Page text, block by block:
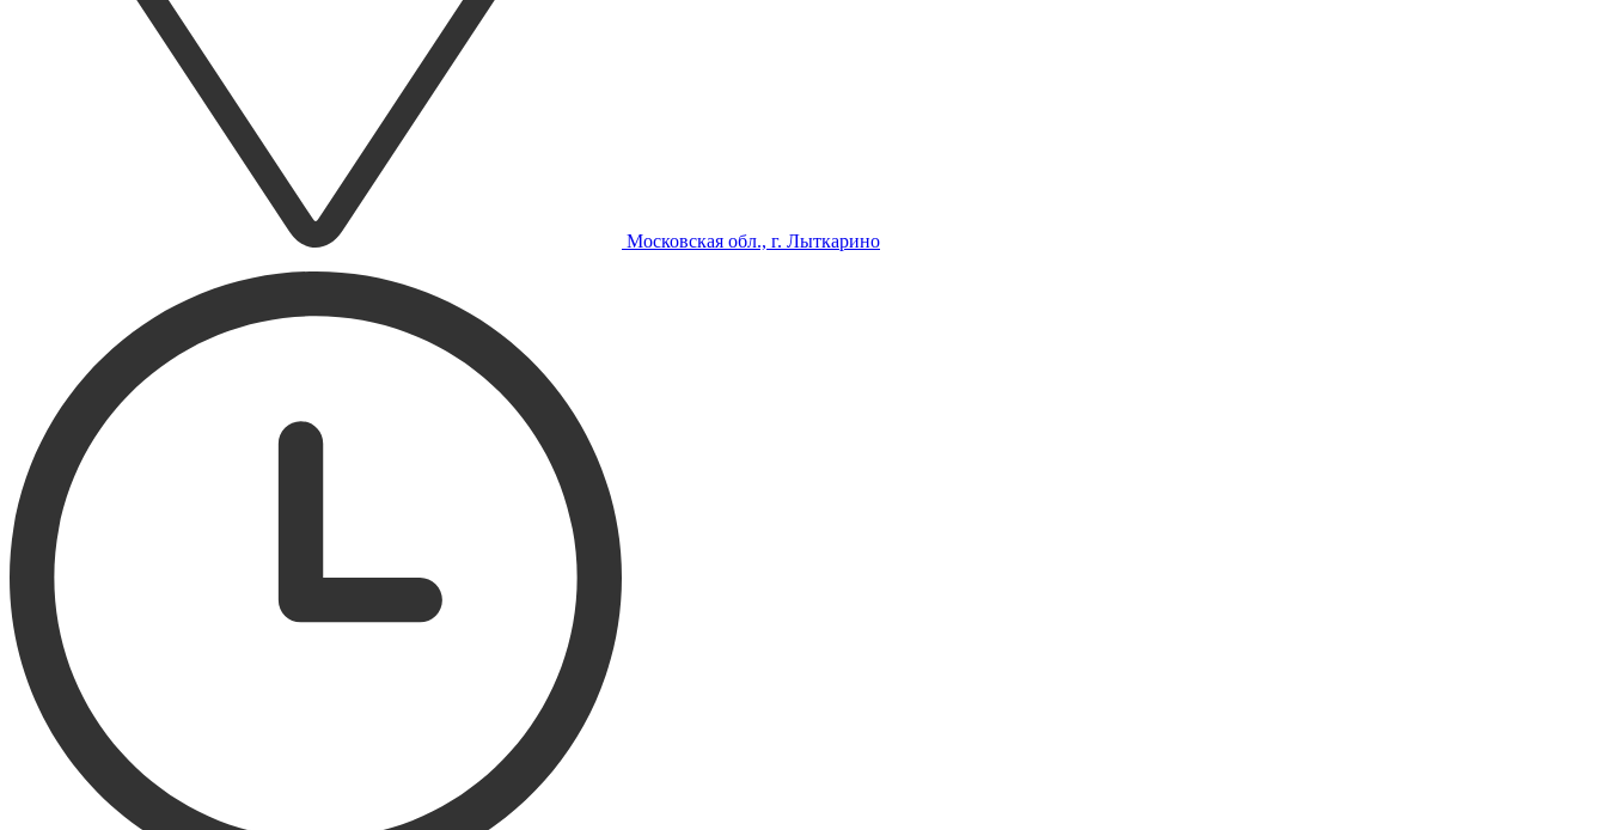
Московская обл., г. Лыткарино